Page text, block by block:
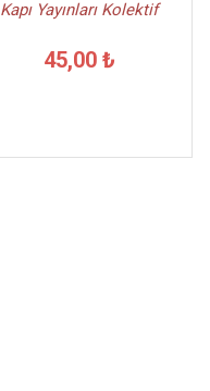
Kapı Yayınları Kolektif
45,00 ₺